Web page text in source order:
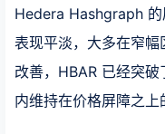
Hedera Hashgraph
表现平淡，大多在窄
改善，HBAR 已经突
内维持在价格屏障之上